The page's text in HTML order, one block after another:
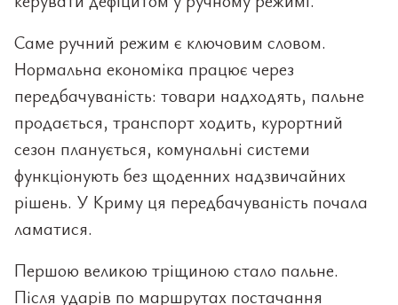
Саме ручний режим є ключовим словом.
Нормальна економіка працює через
передбачуваність: товари надходять, пальне
продається, транспорт ходить, курортний
сезон планується, комунальні системи
функціонують без щоденних надзвичайних
рішень. У Криму ця передбачуваність почала
ламатися.
Першою великою тріщиною стало пальне.
Після ударів по маршрутах постачання